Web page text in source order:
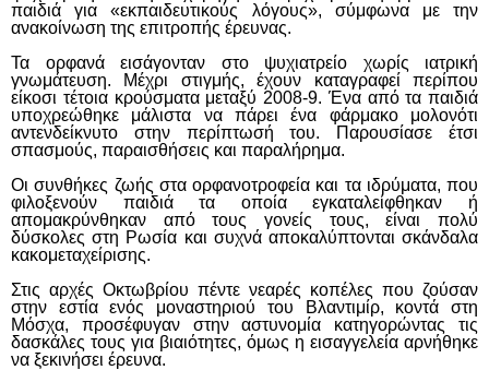
παιδιά για «εκπαιδευτικούς λόγους», σύμφωνα με την
ανακοίνωση της επιτροπής έρευνας.
Τα ορφανά εισάγονταν στο ψυχιατρείο χωρίς ιατρική
γνωμάτευση. Μέχρι στιγμής, έχουν καταγραφεί περίπου
είκοσι τέτοια κρούσματα μεταξύ 2008-9. Ένα από τα παιδιά
υποχρεώθηκε μάλιστα να πάρει ένα φάρμακο μολονότι
αντενδείκνυτο στην περίπτωσή του. Παρουσίασε έτσι
σπασμούς, παραισθήσεις και παραλήρημα.
Οι συνθήκες ζωής στα ορφανοτροφεία και τα ιδρύματα, που
φιλοξενούν παιδιά τα οποία εγκαταλείφθηκαν ή
απομακρύνθηκαν από τους γονείς τους, είναι πολύ
δύσκολες στη Ρωσία και συχνά αποκαλύπτονται σκάνδαλα
κακομεταχείρισης.
Στις αρχές Οκτωβρίου πέντε νεαρές κοπέλες που ζούσαν
στην εστία ενός μοναστηριού του Βλαντιμίρ, κοντά στη
Μόσχα, προσέφυγαν στην αστυνομία κατηγορώντας τις
δασκάλες τους για βιαιότητες, όμως η εισαγγελεία αρνήθηκε
να ξεκινήσει έρευνα.